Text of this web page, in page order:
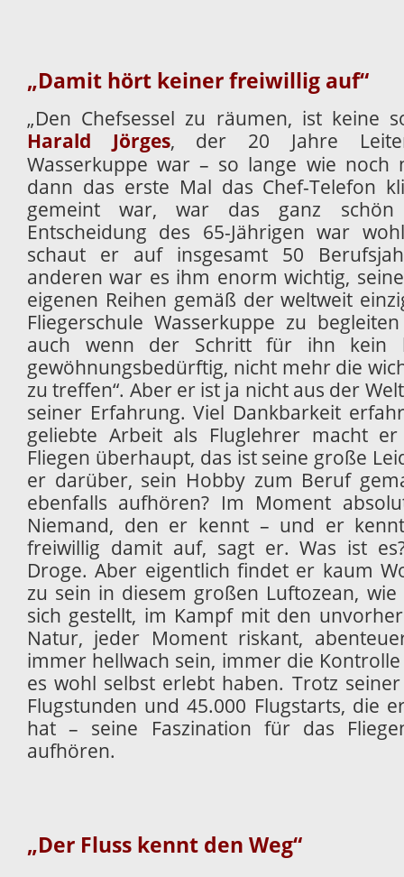
„Damit hört keiner freiwillig auf“
„Den Chefsessel zu räumen, ist keine
Harald Jörges, der 20 Jahre
Wasserkuppe war – so lange wie noch
dann das erste Mal das Chef-Telefon
gemeint war, war das ganz
Entscheidung des 65-Jährigen war
schaut er auf insgesamt 50
anderen war es ihm enorm wichtig,
eigenen Reihen gemäß der weltweit
Fliegerschule Wasserkuppe zu
auch wenn der Schritt für ihn kein
gewöhnungsbedürftig, nicht mehr die
zu treffen“. Aber er ist ja nicht aus der
seiner Erfahrung. Viel Dankbarkeit
geliebte Arbeit als Fluglehrer macht
Fliegen überhaupt, das ist seine große
er darüber, sein Hobby zum Beruf
ebenfalls aufhören? Im Moment
Niemand, den er kennt – und er
freiwillig damit auf, sagt er. Was ist
Droge. Aber eigentlich findet er kaum
zu sein in diesem großen Luftozean,
sich gestellt, im Kampf mit den
Natur, jeder Moment riskant,
immer hellwach sein, immer die
es wohl selbst erlebt haben. Trotz
Flugstunden und 45.000 Flugstarts, die
hat – seine Faszination für das
aufhören.
„Der Fluss kennt den Weg“